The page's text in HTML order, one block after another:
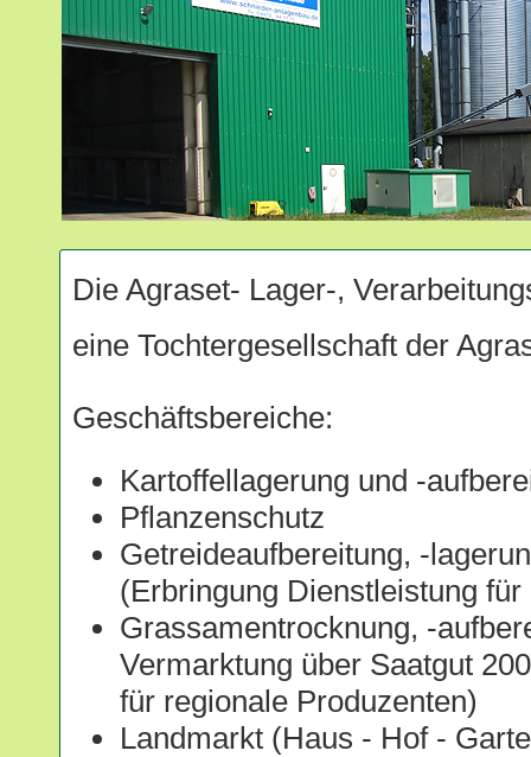
Die Agraset- Lager-,
eine Tochtergesellschaft der
Geschäftsbereiche:
Kartoffellagerung und -
Pflanzenschutz
Getreideaufbereitung, -
(Erbringung Dienstleistung
Grassamentrocknung, -
Vermarktung über Saatgut
für regionale Produzenten)
Landmarkt (Haus - Hof -